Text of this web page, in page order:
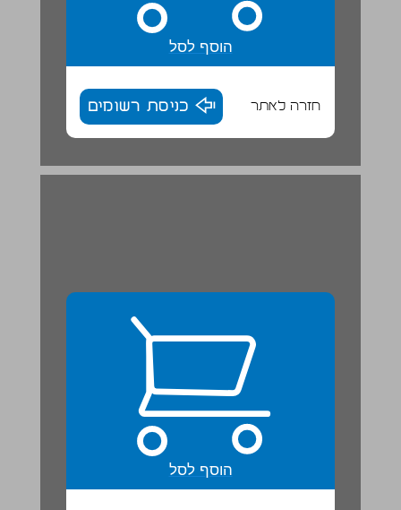
הוסף לסל
חזרה לאתר כניסת רשומים
11. ילדים טובים ילדים רעים אהוד מנור ... 29
הוסף לסל